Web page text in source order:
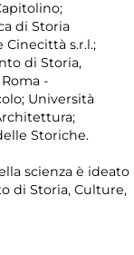
di Storia
s.r.l.;
di Storia,
-
Università
Storiche.
scienza è ideato
di Storia, Culture,